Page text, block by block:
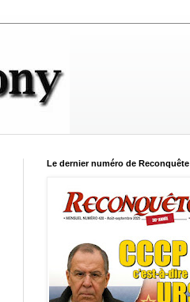
Le dernier numéro de Reconquête